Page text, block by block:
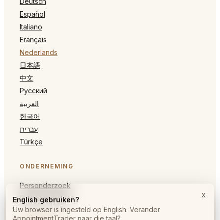
Español
Italiano
Français
Nederlands
日本語
中文
Русский
العربية
한국어
עברית
Türkçe
ONDERNEMING
Personderzoek
Partner worden
English gebruiken?
Uw browser is ingesteld op English. Verander
AppointmentTrader naar die taal?
x